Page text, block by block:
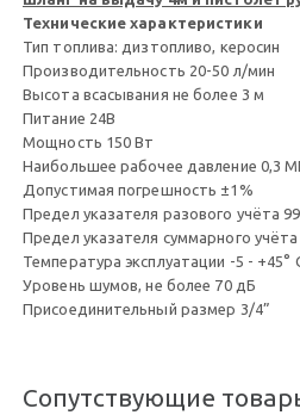
Технические характеристики
Тип топлива: дизтопливо, керосин
Производительность 20-50 л/мин
Высота всасывания не более 3 м
Питание 24В
Мощность 150 Вт
Наибольшее рабочее давление 0,3
Допустимая погрешность ±1%
Предел указателя разового учёта
Предел указателя суммарного учёта
Температура эксплуатации -5 - +45°
Уровень шумов, не более 70 дБ
Присоединительный размер 3/4”
Сопутствующие